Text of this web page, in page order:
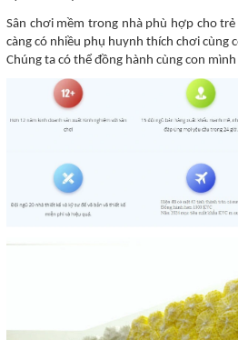
Sân chơi mềm trong nhà phù hợp cho
càng có nhiều phụ huynh thích chơi cùng
Chúng ta có thể đồng hành cùng con